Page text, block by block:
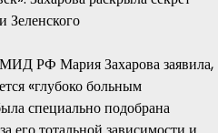
РФ Мария Захарова заявила,
«глубоко больным
специально подобрана